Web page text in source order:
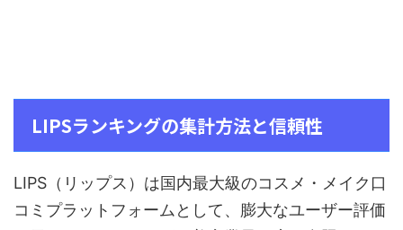
LIPSランキングの集計方法と信頼性
LIPS（リップス）は国内最大級のコスメ・メイク口
コミプラットフォームとして、膨大なユーザー評価